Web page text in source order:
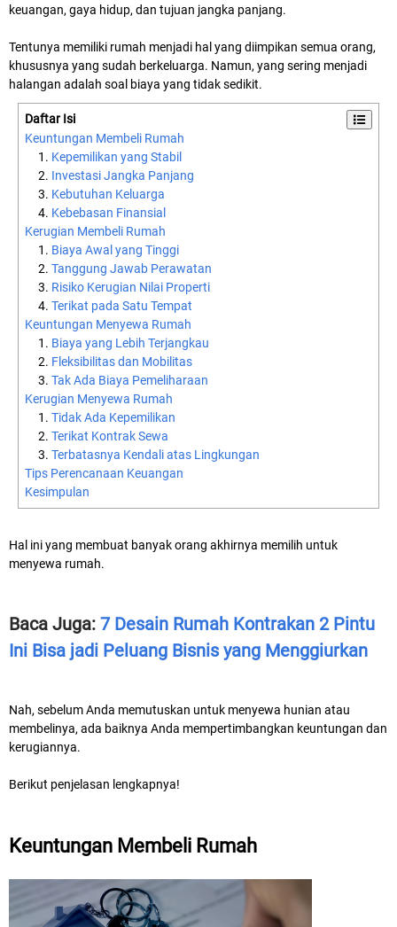
keuangan, gaya hidup, dan tujuan jangka panjang.
Tentunya memiliki rumah menjadi hal yang diimpikan semua orang,
khususnya yang sudah berkeluarga. Namun, yang sering menjadi
halangan adalah soal biaya yang tidak sedikit.
Daftar Isi
Keuntungan Membeli Rumah
Kepemilikan yang Stabil
Investasi Jangka Panjang
Kebutuhan Keluarga
Kebebasan Finansial
Kerugian Membeli Rumah
Biaya Awal yang Tinggi
Tanggung Jawab Perawatan
Risiko Kerugian Nilai Properti
Terikat pada Satu Tempat
Keuntungan Menyewa Rumah
Biaya yang Lebih Terjangkau
Fleksibilitas dan Mobilitas
Tak Ada Biaya Pemeliharaan
Kerugian Menyewa Rumah
Tidak Ada Kepemilikan
Terikat Kontrak Sewa
Terbatasnya Kendali atas Lingkungan
Tips Perencanaan Keuangan
Kesimpulan
Hal ini yang membuat banyak orang akhirnya memilih untuk
menyewa rumah.
Baca Juga: 7 Desain Rumah Kontrakan 2 Pintu
Ini Bisa jadi Peluang Bisnis yang Menggiurkan
Nah, sebelum Anda memutuskan untuk menyewa hunian atau
membelinya, ada baiknya Anda mempertimbangkan keuntungan dan
kerugiannya.
Berikut penjelasan lengkapnya!
Keuntungan Membeli Rumah